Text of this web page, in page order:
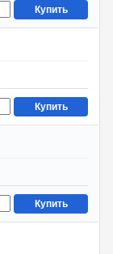
Купить
Купить
Купить